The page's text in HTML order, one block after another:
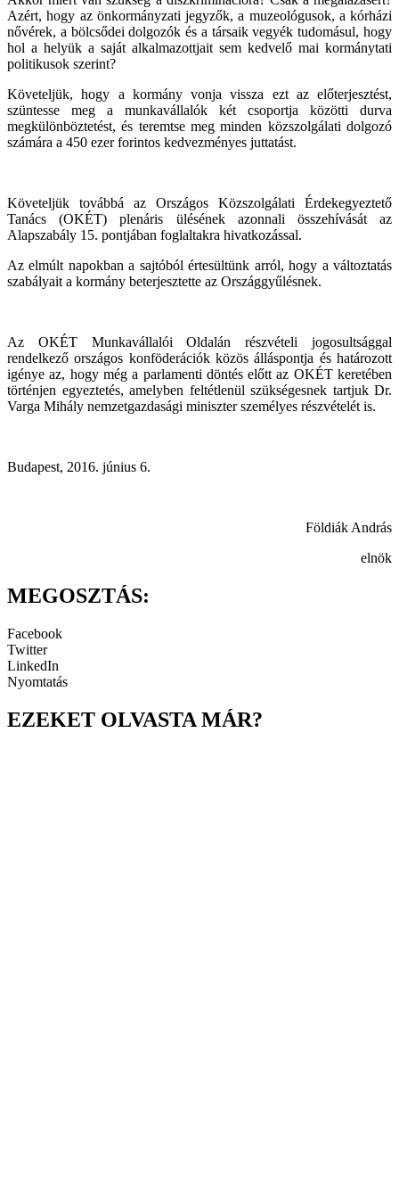
Azért, hogy az önkormányzati jegyzők, a muzeológusok, a kórházi
nővérek, a bölcsődei dolgozók és a társaik vegyék tudomásul, hogy
hol a helyük a saját alkalmazottjait sem kedvelő mai kormánytati
politikusok szerint?
Követeljük, hogy a kormány vonja vissza ezt az előterjesztést,
szüntesse meg a munkavállalók két csoportja közötti durva
megkülönböztetést, és teremtse meg minden közszolgálati dolgozó
számára a 450 ezer forintos kedvezményes juttatást.
Követeljük továbbá az Országos Közszolgálati Érdekegyeztető
Tanács (OKÉT) plenáris ülésének azonnali összehívását az
Alapszabály 15. pontjában foglaltakra hivatkozással.
Az elmúlt napokban a sajtóból értesültünk arról, hogy a változtatás
szabályait a kormány beterjesztette az Országgyűlésnek.
Az OKÉT Munkavállalói Oldalán részvételi jogosultsággal
rendelkező országos konföderációk közös álláspontja és határozott
igénye az, hogy még a parlamenti döntés előtt az OKÉT keretében
történjen egyeztetés, amelyben feltétlenül szükségesnek tartjuk Dr.
Varga Mihály nemzetgazdasági miniszter személyes részvételét is.
Budapest, 2016. június 6.
Földiák András
elnök
MEGOSZTÁS:
Facebook
Twitter
LinkedIn
Nyomtatás
EZEKET OLVASTA MÁR?